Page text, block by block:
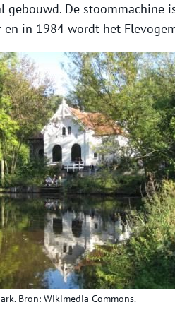
gebouwd. De stoommachine
in 1984 wordt het
Bron: Wikimedia Commons.